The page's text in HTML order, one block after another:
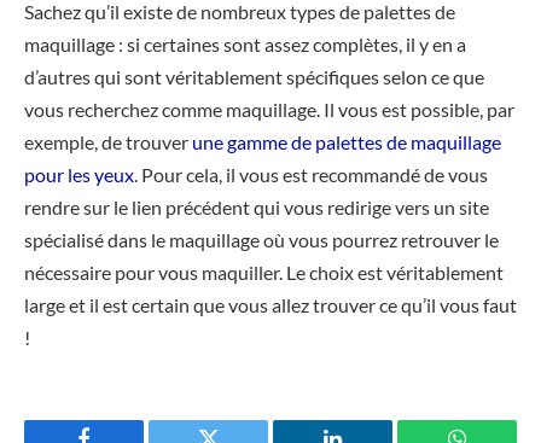
Sachez qu’il existe de nombreux types de palettes de
maquillage : si certaines sont assez complètes, il y en a
d’autres qui sont véritablement spécifiques selon ce que
vous recherchez comme maquillage. Il vous est possible, par
exemple, de trouver une gamme de palettes de maquillage
pour les yeux. Pour cela, il vous est recommandé de vous
rendre sur le lien précédent qui vous redirige vers un site
spécialisé dans le maquillage où vous pourrez retrouver le
nécessaire pour vous maquiller. Le choix est véritablement
large et il est certain que vous allez trouver ce qu’il vous faut
!